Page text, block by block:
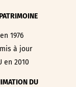
en 1976
mis à jour
en 2010
DU